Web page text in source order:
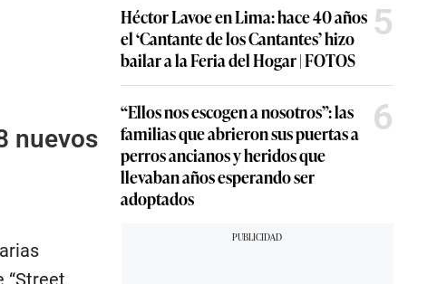
nuevos
“Street
Héctor Lavoe en Lima: hace 40 años
el ‘Cantante de los Cantantes’ hizo
bailar a la Feria del Hogar | FOTOS
5
“Ellos nos escogen a nosotros”: las
familias que abrieron sus puertas a
perros ancianos y heridos que
llevaban años esperando ser
adoptados
6